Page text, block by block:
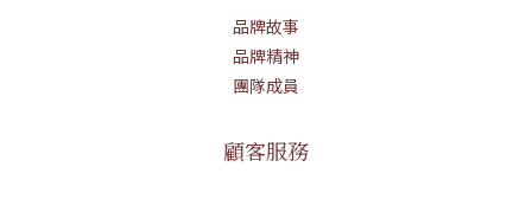
品牌故事
品牌精神
團隊成員
顧客服務